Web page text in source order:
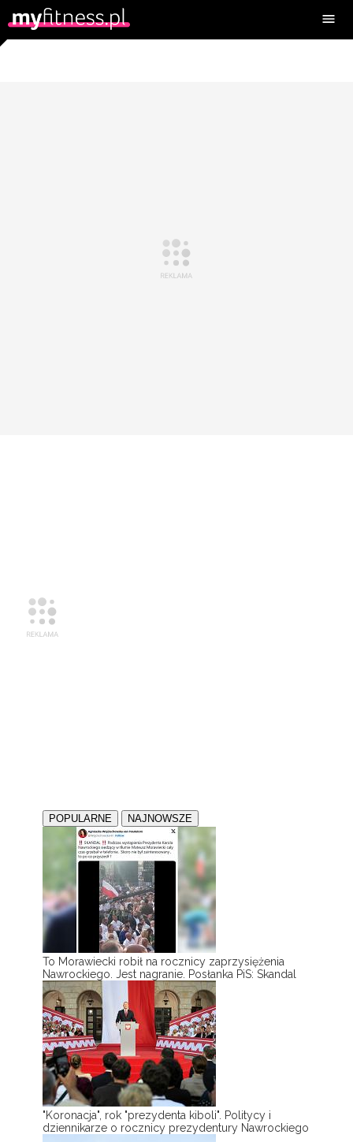
POPULARNE NAJNOWSZE
To Morawiecki robił na rocznicy zaprzysiężenia
Nawrockiego. Jest nagranie. Posłanka PiS: Skandal
"Koronacja", rok "prezydenta kiboli". Politycy i
dziennikarze o rocznicy prezydentury Nawrockiego